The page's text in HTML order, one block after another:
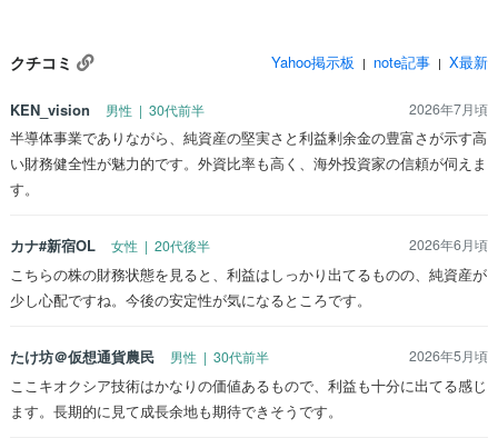
クチコミ Yahoo掲示板 | note記事 | X最新
KEN_vision 男性 | 30代前半 2026年7月頃
半導体事業でありながら、純資産の堅実さと利益剰余金の豊富さが示す高
い財務健全性が魅力的です。外資比率も高く、海外投資家の信頼が伺えま
す。
カナ#新宿OL 女性 | 20代後半 2026年6月頃
こちらの株の財務状態を見ると、利益はしっかり出てるものの、純資産が
少し心配ですね。今後の安定性が気になるところです。
たけ坊＠仮想通貨農民 男性 | 30代前半 2026年5月頃
ここキオクシア技術はかなりの価値あるもので、利益も十分に出てる感じ
ます。長期的に見て成長余地も期待できそうです。